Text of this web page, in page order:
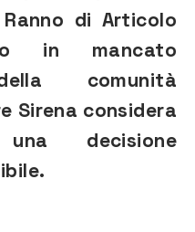
di Articolo
in mancato
comunità
Sirena considera
decisione